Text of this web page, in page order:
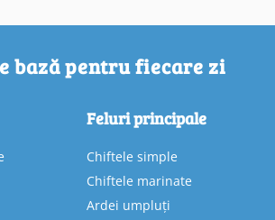
bază pentru fiecare zi
Feluri principale
Chiftele simple
Chiftele marinate
Ardei umpluți